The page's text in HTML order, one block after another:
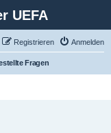
UEFA
Anmelden
Registrieren
Fragen